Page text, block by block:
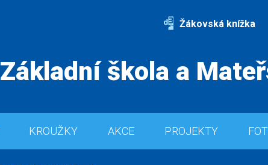
Žákovská knížka
Základní škola a
KROUŽKY AKCE PROJEKTY